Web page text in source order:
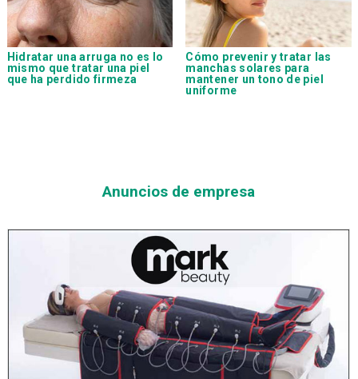
Hidratar una arruga no es lo
mismo que tratar una piel
que ha perdido firmeza
Cómo prevenir y tratar las
manchas solares para
mantener un tono de piel
uniforme
Anuncios de empresa